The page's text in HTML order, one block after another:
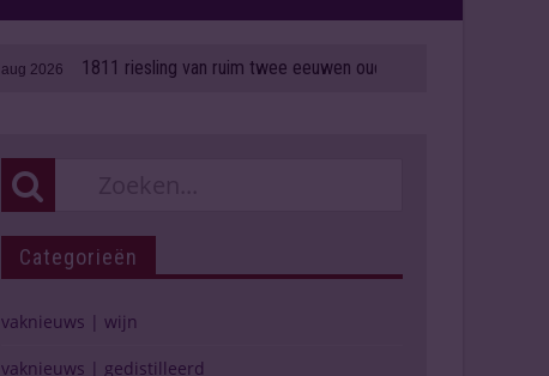
1811 riesling van ruim twee eeuwen oud onder de hamer
Categorieën
vaknieuws | wijn
vaknieuws | gedistilleerd